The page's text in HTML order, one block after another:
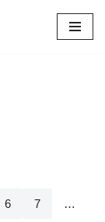
6 7 …